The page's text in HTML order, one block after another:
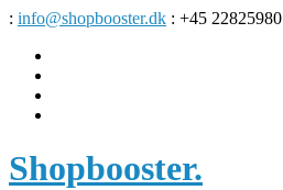
: info@shopbooster.dk : +45 22825980
Shopbooster.